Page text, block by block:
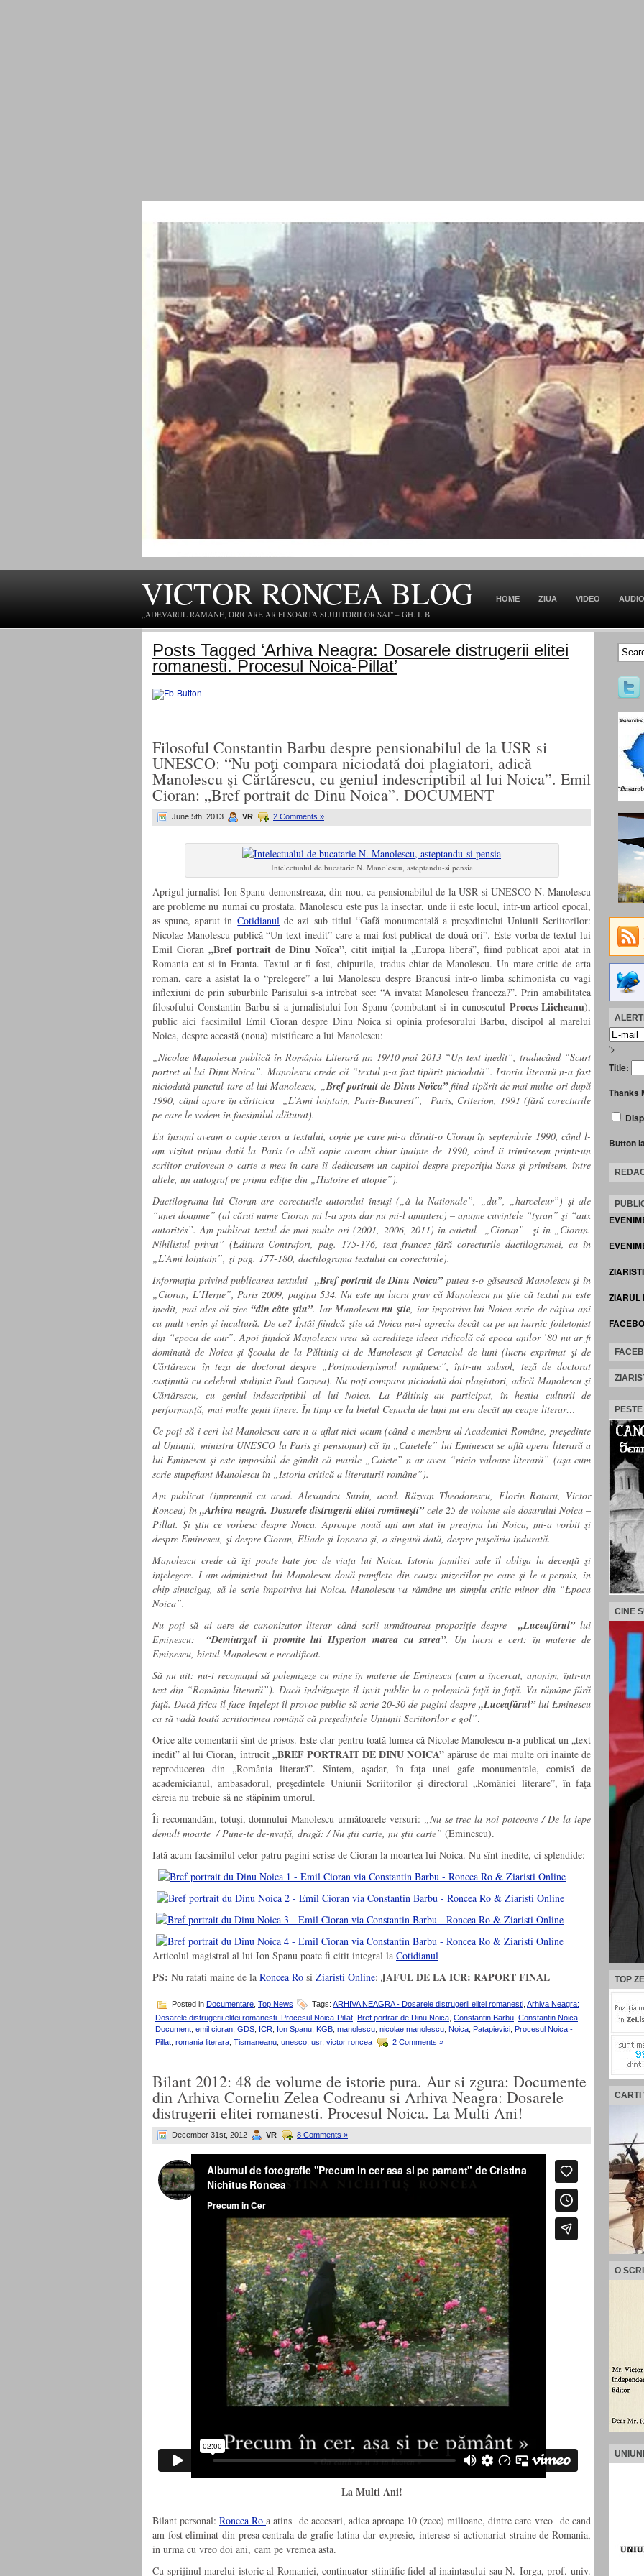
VICTOR RONCEA BLOG
„ADEVARUL RAMANE, ORICARE AR FI SOARTA SLUJITORILOR SAI" – GH. I. B.
HOME ZIUA VIDEO AUDIO
Posts Tagged ‘Arhiva Neagra: Dosarele distrugerii elitei
romanesti. Procesul Noica-Pillat’
Filosoful Constantin Barbu despre pensionabilul de la USR si
UNESCO: “Nu poţi compara niciodată doi plagiatori, adică
Manolescu şi Cărtărescu, cu geniul indescriptibil al lui Noica”. Emil
Cioran: „Bref portrait de Dinu Noica”. DOCUMENT
June 5th, 2013 VR 2 Comments »
Intelectualul de bucatarie N. Manolescu, asteptandu-si pensia
Aprigul jurnalist Ion Spanu demonstreaza, din nou, ca pensionabilul de la USR si UNESCO N. Manolescu
are probleme nu numai cu prostata. Manolescu este pus la insectar, unde ii este locul, intr-un articol epocal,
as spune, aparut inCotidianul de azi sub titlul “Gafă monumentală a preşedintelui Uniunii Scriitorilor:
Nicolae Manolescu publică “Un text inedit” care a mai fost publicat de două ori”. Este vorba de textul lui
Emil Cioran „Bref portrait de Dinu Noïca”, citit iniţial la „Europa liberă”, fiind publicat apoi atat in
Romania cat si in Franta. Textul ar fi fost, chipurile, tradus chiar de Manolescu. Un mare critic de arta
roman, care a asistat la o “prelegere” a lui Manolescu despre Brancusi intr-o limba schimonista cu vagi
inflexiuni de prin suburbiile Parisului s-a intrebat sec: “A invatat Manolescu franceza?”. Prin amabilitatea
filosofului Constantin Barbu si a jurnalistului Ion Spanu (combatant si in cunoscutul Proces Liicheanu),
public aici facsimilul Emil Cioran despre Dinu Noica si opinia profesorului Barbu, discipol al marelui
Noica, despre această (noua) mistificare a lui Manolescu:
„Nicolae Manolescu publică în România Literară nr. 19/10 mai 2013 “Un text inedit”, traducând “Scurt
portret al lui Dinu Noica”. Manolescu crede că “textul n-a fost tipărit niciodată”. Istoria literară n-a fost
niciodată punctul tare al lui Manolescu, „Bref portrait de Dinu Noïca”fiind tipărit de mai multe ori după
1990, când apare în cărticica „L’Ami lointain, Paris-Bucarest”, Paris, Criterion, 1991 (fără corecturile
pe care le vedem în facsimilul alăturat).
Eu însumi aveam o copie xerox a textului, copie pe care mi-a dăruit-o Cioran în septembrie 1990, când l-
am vizitat prima dată la Paris (o altă copie aveam chiar înainte de 1990, când îi trimisesem printr-un
scriitor craiovean o carte a mea în care îi dedicasem un capitol despre prepoziţia Sans şi primisem, între
altele, un autograf pe prima ediţie din „Histoire et utopie”).
Dactilograma lui Cioran are corecturile autorului însuşi („à la Nationale”, „du”, „harceleur”) şi ale
“unei doamne” (al cărui nume Cioran mi l-a spus dar nu mi-l amintesc) – anume cuvintele “tyran” şi “aux
autorités”. Am publicat textul de mai multe ori (2001, 2006, 2011) în caietul „Cioran” şi în „Cioran.
Nihilistul privat” (Editura Contrafort, pag. 175-176, text francez fără corecturile dactilogramei, ca în
„L’Ami lointain”, şi pag. 177-180, dactilograma textului cu corecturile).
Informaţia privind publicarea textului„Bref portrait de Dinu Noica” putea s-o găsească Manolescu şi în
„Cioran, L’Herne”, Paris 2009, pagina 534. Nu este un lucru grav că Manolescu nu ştie că textul nu este
inedit, mai ales că zice “din câte ştiu”. Iar Manolescunu ştie, iar împotriva lui Noica scrie de câţiva ani
cu mult venin şi incultură. De ce? Întâi fiindcă ştie că Noica nu-l aprecia decât ca pe un harnic foiletonist
din “epoca de aur”. Apoi fiindcă Manolescu vrea să acrediteze ideea ridicolă că epoca anilor ’80 nu ar fi
dominată de Noica şi Şcoala de la Păltiniş ci de Manolescu şi Cenaclul de luni (lucru exprimat şi de
Cărtărescu în teza de doctorat despre „Postmodernismul românesc”, într-un subsol, teză de doctorat
susţinută cu celebrul stalinist Paul Cornea). Nu poţi compara niciodată doi plagiatori, adică Manolescu şi
Cărtărescu, cu geniul indescriptibil al lui Noica. La Păltiniş au participat, în hestia culturii de
performanţă, mai multe genii tinere. În timp ce la bietul Cenaclu de luni nu era decât un ceape literar…
Ce poţi să-i ceri lui Manolescu care n-a aflat nici acum (când e membru al Academiei Române, preşedinte
al Uniunii, ministru UNESCO la Paris şi pensionar) că în „Caietele” lui Eminescu se află opera literară a
lui Eminescu şi este imposibil de gândit că marile „Caiete” n-ar avea “nicio valoare literară” (aşa cum
scrie stupefiant Manolescu în „Istoria critică a literaturii române”).
Am publicat (împreună cu acad. Alexandru Surdu, acad. Răzvan Theodorescu, Florin Rotaru, Victor
Roncea) în„Arhiva neagră. Dosarele distrugerii elitei româneşti”cele 25 de volume ale dosarului Noica –
Pillat. Şi ştiu ce vorbesc despre Noica. Aproape nouă ani am stat în preajma lui Noica, mi-a vorbit şi
despre Eminescu, şi despre Cioran, Eliade şi Ionesco şi, o singură dată, despre puşcăria îndurată.
Manolescu crede că îşi poate bate joc de viaţa lui Noica. Istoria familiei sale îl obliga la decenţă şi
înţelegere. I-am administrat lui Manolescu două pamflete din cauza mizeriilor pe care şi le-a permis, în
chip sinucigaş, să le scrie împotriva lui Noica. Manolescu va rămâne un simplu critic minor din “Epoca
Noica”.
Nu poţi să ai aere de canonizator literar când scrii următoarea propoziţie despre „Luceafărul”lui
Eminescu:“Demiurgul îi promite lui Hyperion marea cu sarea”. Un lucru e cert: în materie de
Eminescu, bietul Manolescu e necalificat.
Să nu uit: nu-i recomand să polemizeze cu mine în materie de Eminescu (cum a încercat, anonim, într-un
text din “România literară”). Dacă îndrăzneşte îl invit public la o polemică faţă în faţă. Va rămâne fără
faţă. Dacă frica îl face înţelept îl provoc public să scrie 20-30 de pagini despre „Luceafărul”lui Eminescu
ca să vadă toată scriitorimea română că preşedintele Uniunii Scriitorilor e gol”.
Orice alte comentarii sînt de prisos. Este clar pentru toată lumea că Nicolae Manolescu n-a publicat un „text
inedit” al lui Cioran, întrucît „BREF PORTRAIT DE DINU NOICA” apăruse de mai multe ori înainte de
reproducerea din „România literară”. Sîntem, aşadar, în faţa unei gafe monumentale, comisă de
academicianul, ambasadorul, preşedintele Uniunii Scriitorilor şi directorul „României literare”, în faţa
căreia nu trebuie să ne stăpînim umorul.
Îi recomandăm, totuşi, domnului Manolescu următoarele versuri: „Nu se trec la noi potcoave / De la iepe
demult moarte ­ / Pune-te de-nvaţă, dragă: / Nu ştii carte, nu ştii carte” (Eminescu).
Iată acum facsimilul celor patru pagini scrise de Cioran la moartea lui Noica. Nu sînt inedite, ci splendide:
Articolul magistral al lui Ion Spanu poate fi citit integral la Cotidianul
PS: Nu ratati maine de la Roncea Ro si Ziaristi Online: JAFUL DE LA ICR: RAPORT FINAL
Posted in Documentare Top News Tags: ARHIVA NEAGRA - Dosarele distrugerii elitei romanesti Arhiva Neagra:
Dosarele distrugerii elitei romanesti. Procesul Noica-Pillat Bref portrait de Dinu Noica Constantin Barbu Constantin Noica
Document emil cioran GDS ICR Ion Spanu KGB manolescu nicolae manolescu Noica Patapievici Procesul Noica -
Pillat romania literara Tismaneanu unesco usr, victor roncea 2 Comments »
Bilant 2012: 48 de volume de istorie pura. Aur si zgura: Documente
din Arhiva Corneliu Zelea Codreanu si Arhiva Neagra: Dosarele
distrugerii elitei romanesti. Procesul Noica. La Multi Ani!
December 31st, 2012 VR 8 Comments »
La Multi Ani!
Bilant personal: Roncea Ro a atins de accesari, adica aproape 10 (zece) milioane, dintre care vreo de cand
am fost eliminat din presa centrala de grafie latina dar expresie, interese si actionariat straine de Romania,
in urma cu vreo doi ani, cam pe vremea asta.
Cu sprijinul marelui istoric al Romaniei, continuator stiintific fidel al inaintasului sau N. Iorga, prof. univ.
'>
Title:
Thanks
Button
ZIARUL
CINE
TOP
CARTI
O